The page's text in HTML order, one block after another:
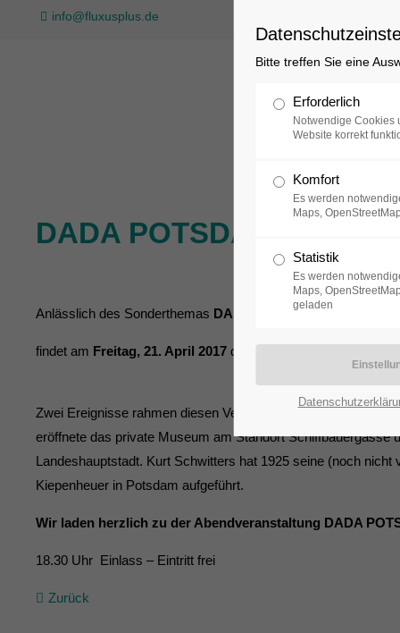
info@fluxusplus.de
Sammlung
DADA POTSDAM
Anlässlich des Sonderthemas DADAUNDFLUXUS -
findet am Freitag, 21. April 2017 die Veranstaltung
Zwei Ereignisse rahmen diesen Veranstaltungsabend. Das
eröffnete das private Museum am Standort
Landeshauptstadt. Kurt Schwitters hat 1925 seine (noch
Kiepenheuer in Potsdam aufgeführt.
Wir laden herzlich zu der Abendveranstaltung DADA
18.30 Uhr Einlass – Eintritt frei
Zurück
Bitte treffen Sie eine
Erforderlich
Notwendige Cookies
Website korrekt
Komfort
Es werden
Maps,
Statistik
Es werden
Maps,
geladen